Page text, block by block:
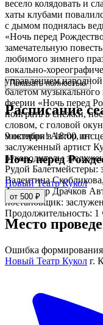
весело колядовать и
хаты клубами
с дымом поднялась
«Ночь перед
замечательную
любимого зимнего
вокально-
управлением
балетом
феерии «Ночь перед
поиграть в снежки,
словом, с головой
мистерии! Автор
заслуженный артист
руководитель:
Рудой Балетмейстеры:
Валентина
Александр Драчков
постановщик:
Продолжительность: 1
Показать полностью
Расписание
9 октября в 18:00, пт
Ночь перед
Новый Театр Кукол
от 500 ₽
Место
Ошибка
Новый Театр Кукол г.